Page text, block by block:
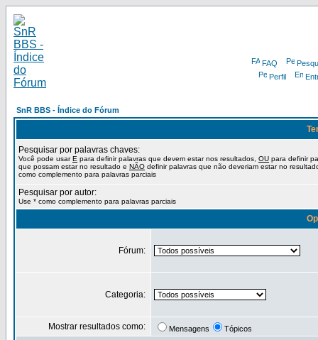
FAQ
Perfil
SnR BBS - Índice do Fórum
Pesquisar por palavras chaves:
Você pode usarE para definir palavras que devem estar nos resultados, OU para definir
que possam estar no resultado e NÃO definir palavras que não deveriam estar no
como complemento para palavras parciais
Pesquisar por autor:
Use * como complemento para palavras parciais
Fórum:
Categoria:
Mostrar resultados como: Mensagens Tópicos